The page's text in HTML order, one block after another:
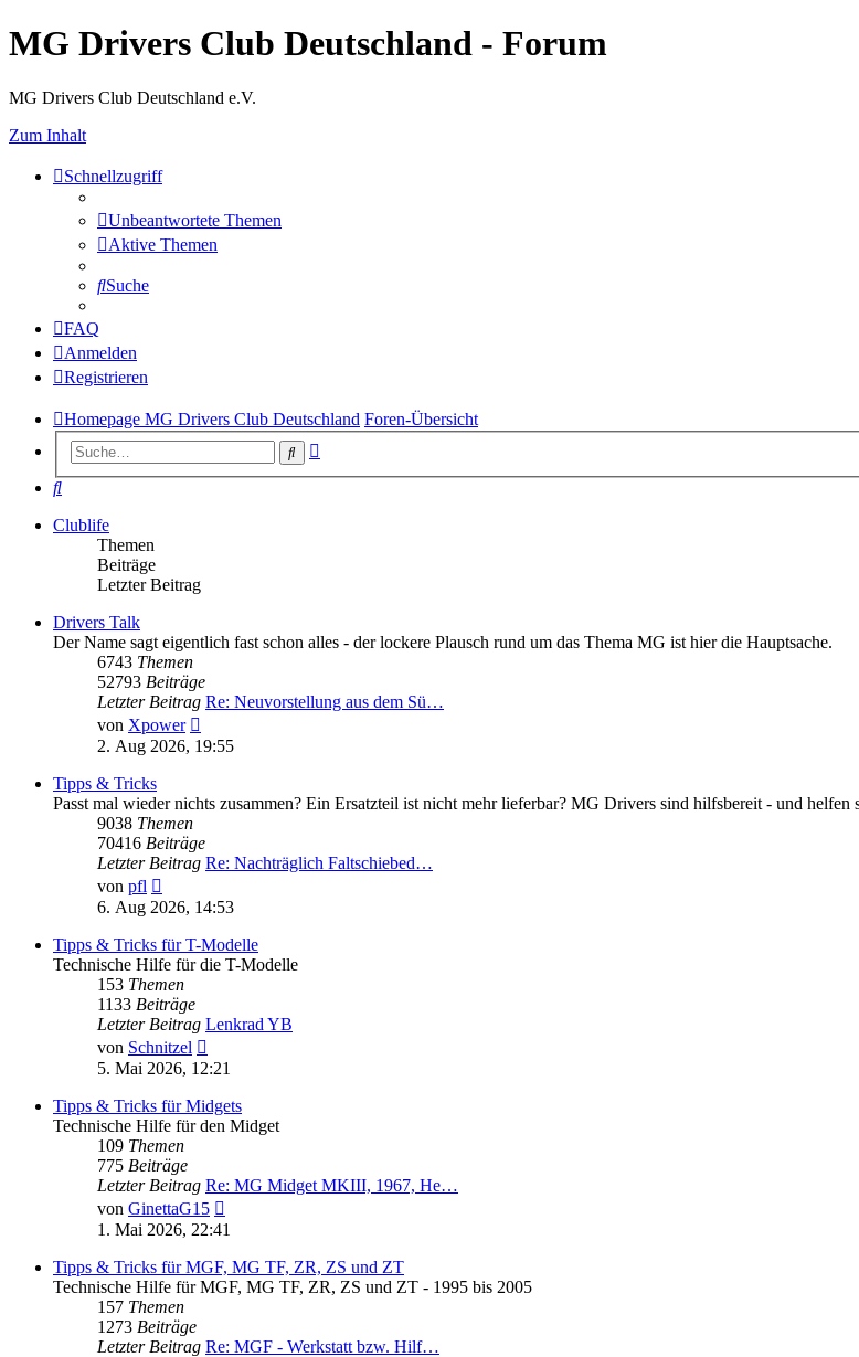
MG Drivers Club Deutschland - Forum
MG Drivers Club Deutschland e.V.
Zum Inhalt
Schnellzugriff
Unbeantwortete Themen
Aktive Themen
Suche
FAQ
Anmelden
Registrieren
Homepage MG Drivers Club Deutschland Foren-Übersicht
Suche
Suche
Clublife
Themen
Beiträge
Letzter Beitrag
Drivers Talk
Der Name sagt eigentlich fast schon alles - der lockere Plausch rund um das Thema MG ist hier die Hauptsache.
6743 Themen
52793 Beiträge
Letzter Beitrag Re: Neuvorstellung aus dem Sü…
von Xpower
Beitrag
2. Aug 2026, 19:55
Tipps & Tricks
Passt mal wieder nichts zusammen? Ein Ersatzteil ist nicht mehr lieferbar? MG Drivers sind hilfsbereit - und
9038 Themen
70416 Beiträge
Letzter Beitrag Re: Nachträglich Faltschiebed…
von pfl
Beitrag
6. Aug 2026, 14:53
Tipps & Tricks für T-Modelle
Technische Hilfe für die T-Modelle
153 Themen
1133 Beiträge
Letzter Beitrag Lenkrad YB
von Schnitzel
Beitrag
5. Mai 2026, 12:21
Tipps & Tricks für Midgets
Technische Hilfe für den Midget
109 Themen
775 Beiträge
Letzter Beitrag Re: MG Midget MKIII, 1967, He…
von GinettaG15
Beitrag
1. Mai 2026, 22:41
Tipps & Tricks für MGF, MG TF, ZR, ZS und ZT
Technische Hilfe für MGF, MG TF, ZR, ZS und ZT - 1995 bis 2005
157 Themen
1273 Beiträge
Letzter Beitrag Re: MGF - Werkstatt bzw. Hilf…